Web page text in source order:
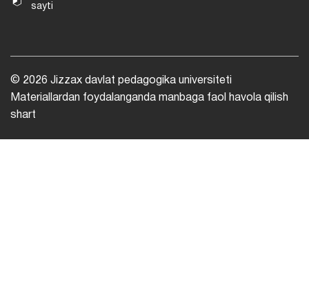
sayti
© 2026 Jizzax davlat pedagogika universiteti
Materiallardan foydalanganda manbaga faol havola qilish
shart